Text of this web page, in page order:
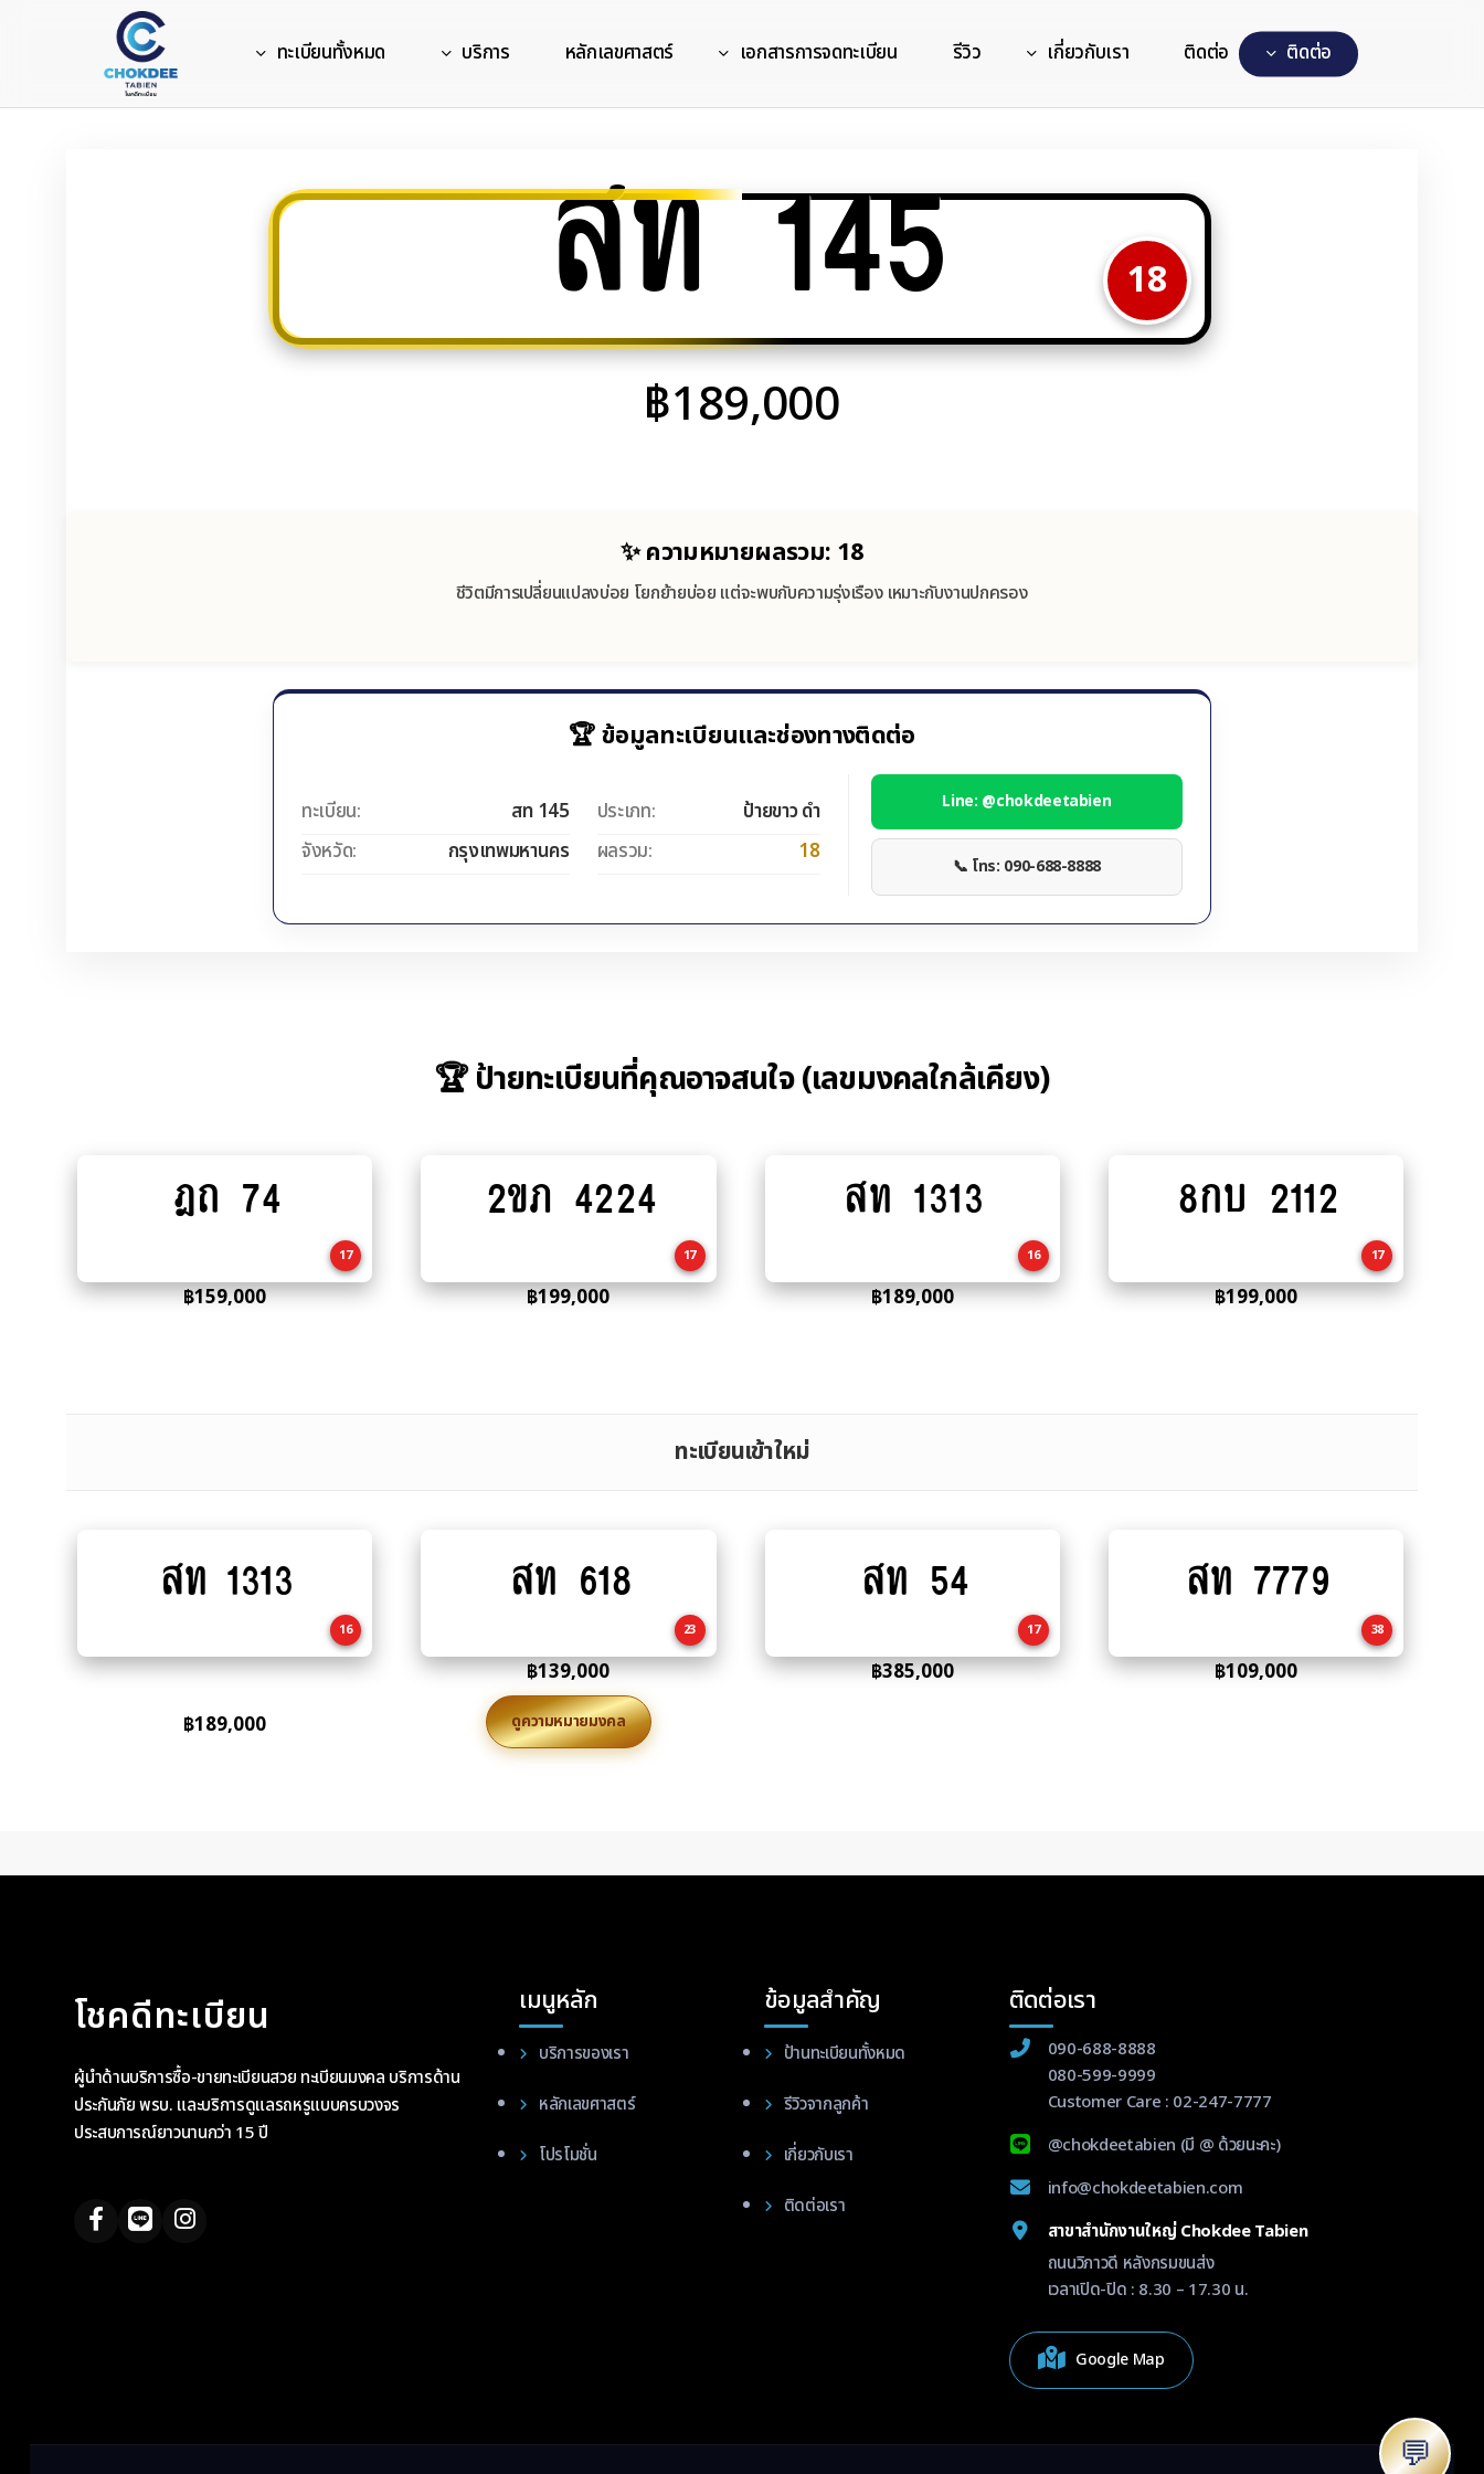
content
ทะเบียนทั้งหมด บริการ หลักเลขศาสตร์ เอกสารการจดทะเบียน รีวิว เกี่ยวกับเรา ติดต่อ ตดตอ
สท 145 18
฿189,000
✨ ความหมายผลรวม: 18
ชีวิตมีการเปลี่ยนแปลงบ่อย โยกย้ายบ่อย แต่จะพบกับความรุ่งเรือง เหมาะกับงานปกครอง
🏆 ข้อมูลทะเบียนและช่องทางติดต่อ
ทะเบียน:
สท 145
จังหวัด:
กรุงเทพมหานคร
ประเภท:
ป้ายขาว ดำ
ผลรวม:
18
Line: @chokdeetabien
📞 โทร: 090-688-8888
🏆 ป้ายทะเบียนที่คุณอาจสนใจ (เลขมงคลใกล้เคียง)
Add
to
ฎถ 74
17
฿159,000
Add
to
2ขภ 4224
17
฿199,000
Add
to
สท 1313
16
฿189,000
Add
to
8กบ 2112
17
฿199,000
ทะเบียนเข้าใหม่
to
สท 1313
16
฿189,000
to
สท 618
23
฿139,000
ดูความหมายมงคล
to
สท 54
17
฿385,000
to
สท 7779
38
฿109,000
โชคดีทะเบียน
ผู้นำด้านบริการซื้อ-ขายทะเบียนสวย ทะเบียนมงคล บริการด้าน
ประกันภัย พรบ. และบริการดูแลรถหรูแบบครบวงจร
ประสบการณ์ยาวนานกว่า 15 ปี
เมนูหลัก
บริการของเรา
หลักเลขศาสตร์
โปรโมชั่น
ข้อมูลสำคัญ
ป้านทะเบียนทั้งหมด
รีวิวจากลูกค้า
เกี่ยวกับเรา
ติดต่อเรา
ติดต่อเรา
090-688-8888
080-599-9999
Customer Care : 02-247-7777
@chokdeetabien (มี @ ด้วยนะคะ)
info@chokdeetabien.com
สาขาสำนักงานใหญ่ Chokdee Tabien
ถนนวิภาวดี หลังกรมขนส่ง
เวลาเปิด-ปิด : 8.30 – 17.30 น.
Google Map
💬